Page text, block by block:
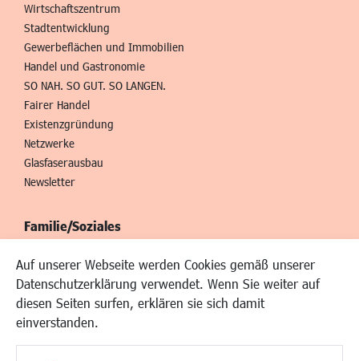
Auf unserer Webseite werden Cookies gemäß unserer
Datenschutzerklärung verwendet. Wenn Sie weiter auf
diesen Seiten surfen, erklären sie sich damit
einverstanden.
Wirtschaftszentrum
Stadtentwicklung
Gewerbeflächen und Immobilien
Handel und Gastronomie
SO NAH. SO GUT. SO LANGEN.
Fairer Handel
Existenzgründung
Netzwerke
Glasfaserausbau
Newsletter
Familie/Soziales
Kinderbetreuung
Kinder und Jugend
Institutionen für Familien
Frauen